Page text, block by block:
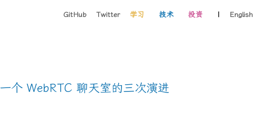
GitHub Twitter 学习 技术 投资 | English
一个 WebRTC 聊天室的三次演进